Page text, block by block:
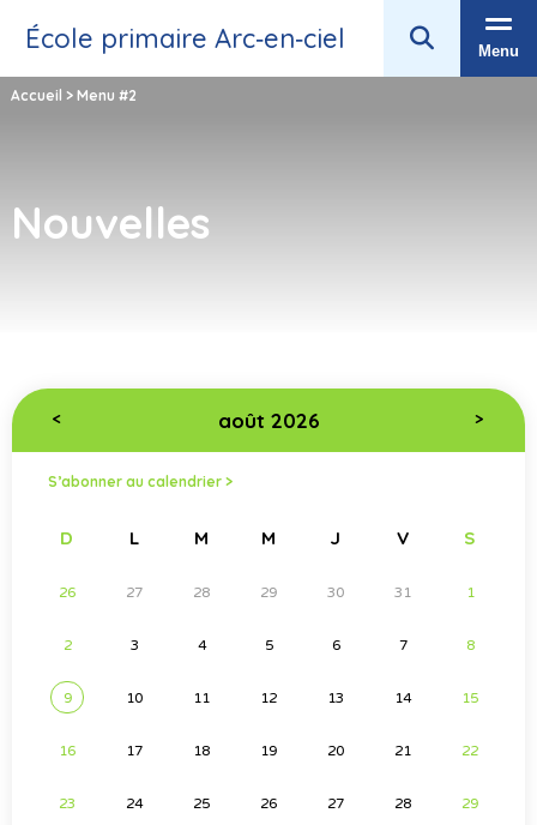
École primaire Arc‑en‑ciel Menu
Accueil > Menu #2
Nouvelles
< août 2026 >
S’abonner au calendrier >
D L M M J V S
26 27 28 29 30 31 1
2 3 4 5 6 7 8
9 10 11 12 13 14 15
16 17 18 19 20 21 22
23 24 25 26 27 28 29